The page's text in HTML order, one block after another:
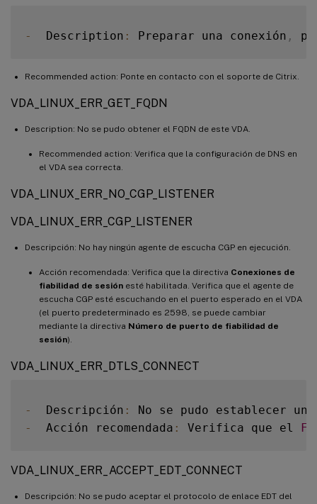
-
  Description
: Preparar una conexión ,
Recommended action: Ponte en contacto con el soporte de Citrix.
VDA_LINUX_ERR_GET_FQDN
Description: No se pudo obtener el FQDN de este VDA.
Recommended action: Verifica que la configuración de DNS en
el VDA sea correcta.
VDA_LINUX_ERR_NO_CGP_LISTENER
VDA_LINUX_ERR_CGP_LISTENER
Descripción: No hay ningún agente de escucha CGP en ejecución.
Acción recomendada: Verifica que la directiva Conexiones de
fiabilidad de sesión esté habilitada. Verifica que el agente de
escucha CGP esté escuchando en el puerto esperado en el VDA
(el puerto predeterminado es 2598, se puede cambiar
mediante la directiva Número de puerto de fiabilidad de
sesión).
VDA_LINUX_ERR_DTLS_CONNECT
-
  Descripción
:
No se pudo establecer
-
  Acción recomendada
: Verifica que el
VDA_LINUX_ERR_ACCEPT_EDT_CONNECT
Descripción: No se pudo aceptar el protocolo de enlace EDT del